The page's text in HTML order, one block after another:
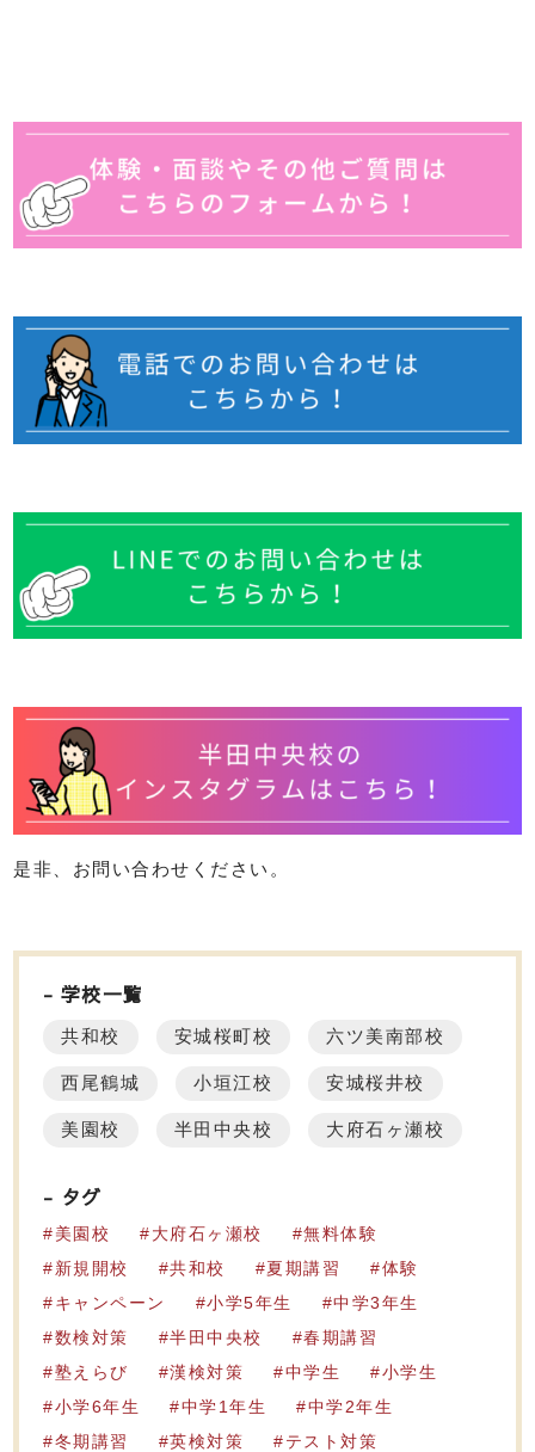
是非、お問い合わせください。
学校一覧
共和校 安城桜町校 六ツ美南部校
西尾鶴城 小垣江校 安城桜井校
美園校 半田中央校 大府石ヶ瀬校
タグ
美園校 大府石ヶ瀬校
無料体験
新規開校
共和校 夏期講習
体験
キャンペーン
小学5年生
中学3年生
数検対策
半田中央校
春期講習
塾えらび
漢検対策 中学生
小学生
小学6年生
中学1年生
中学2年生
冬期講習
英検対策
テスト対策